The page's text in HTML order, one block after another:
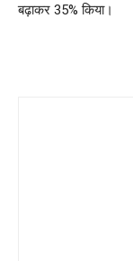
बढ़ाकर 35% किया।